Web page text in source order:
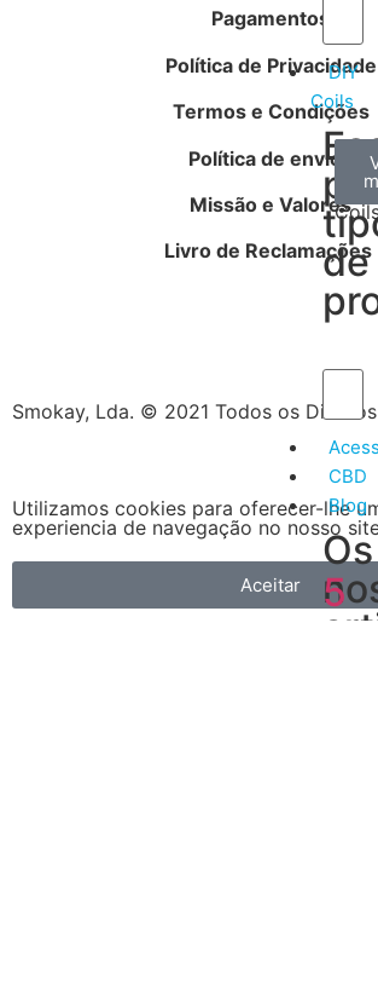
DIY
Coils
de
CBD
Blog
Os
5
Pagamentos
Política de Privacidade
Termos e Condições
Política de envios
Missão e Valores
Livro de Reclamações
Smokay, Lda. © 2021 Todos os
Utilizamos cookies para oferecer-lhe
experiencia de navegação no nosso
Aceitar